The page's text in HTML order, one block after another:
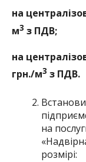
на
м3 з ПДВ;
на
грн./м3 з ПДВ.
на
розмірі: